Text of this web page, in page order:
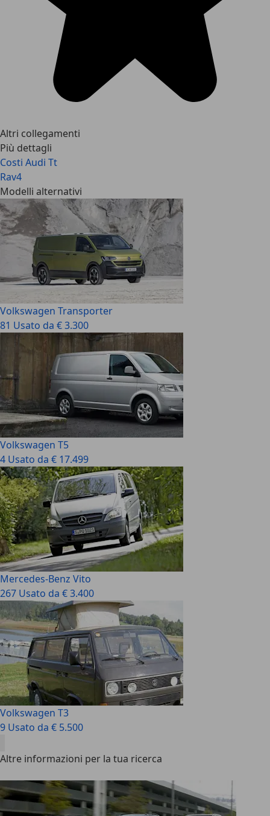
Altri collegamenti
Più dettagli
Costi Audi Tt
Rav4
Modelli alternativi
Volkswagen Transporter
81 Usato da € 3.300
Volkswagen T5
4 Usato da € 17.499
Mercedes-Benz Vito
267 Usato da € 3.400
Volkswagen T3
9 Usato da € 5.500
Altre informazioni per la tua ricerca